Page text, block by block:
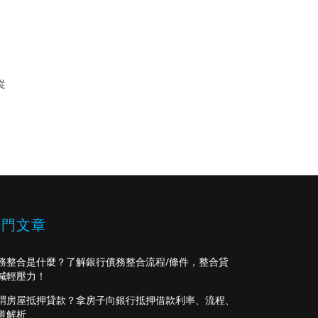
文章
整合是什麼？了解銀行債務整合流程/條件，整合貸
輕壓力！
房屋抵押貸款？拿房子向銀行抵押借款利率、流程、
解析